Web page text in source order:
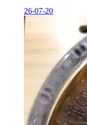
26-07-20